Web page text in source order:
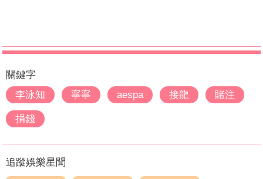
關鍵字
李泳知
寧寧 aespa 接龍 賭注
捐錢
追蹤娛樂星聞